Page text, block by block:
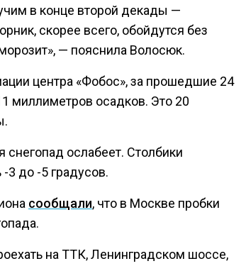
в конце второй декады —
скорее всего, обойдутся без
— пояснила Волосюк.
центра «Фобос», за прошедшие 24
миллиметров осадков. Это 20
ослабеет. Столбики
3 до -5 градусов.
сообщали, что в Москве пробки
на ТТК, Ленинградском шоссе,